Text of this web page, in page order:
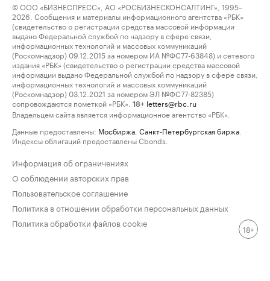
© ООО «БИЗНЕСПРЕСС», АО «РОСБИЗНЕСКОНСАЛТИНГ», 1995–
2026. Сообщения и материалы информационного агентства «РБК»
(свидетельство о регистрации средства массовой информации
выдано Федеральной службой по надзору в сфере связи,
информационных технологий и массовых коммуникаций
(Роскомнадзор) 09.12.2015 за номером ИА №ФС77-63848) и сетевого
издания «РБК» (свидетельство о регистрации средства массовой
информации выдано Федеральной службой по надзору в сфере связи,
информационных технологий и массовых коммуникаций
(Роскомнадзор) 03.12.2021 за номером ЭЛ №ФС77-82385)
сопровождаются пометкой «РБК».
18+ letters@rbc.ru
Владельцем сайта является информационное агентство «РБК».
Данные предоставлены: Мосбиржа Санкт-Петербургская биржа
Индексы облигаций предоставлены Cbonds.
Информация об ограничениях
О соблюдении авторских прав
Пользовательское соглашение
Политика в отношении обработки персональных данных
Политика обработки файлов cookie
18+